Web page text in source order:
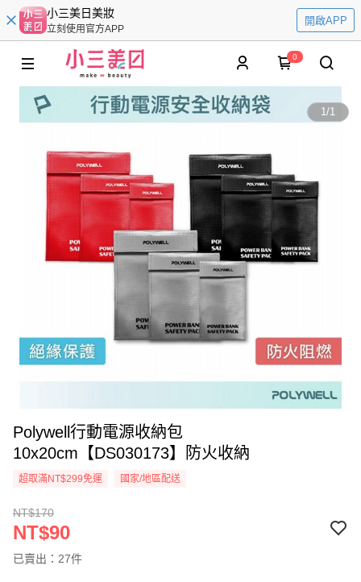
小三美日美妝
立刻使用官方APP
開啟APP
0
1/1
Polywell行動電源收納包
10x20cm【DS030173】防火收納
超取滿NT$299免運 國家/地區配送
NT$170
NT$90
已賣出：27件